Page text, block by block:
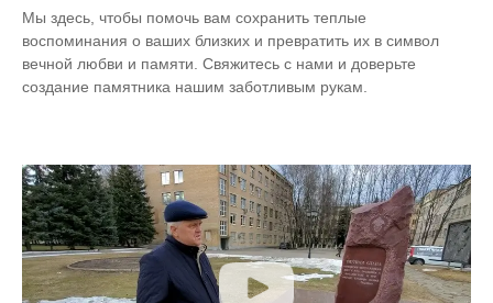
Мы здесь, чтобы помочь вам сохранить теплые
воспоминания о ваших близких и превратить их в символ
вечной любви и памяти. Свяжитесь с нами и доверьте
создание памятника нашим заботливым рукам.